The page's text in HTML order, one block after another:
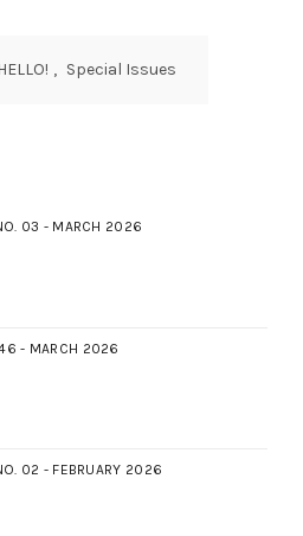
, Special Issues
03 - MARCH 2026
- MARCH 2026
02 - FEBRUARY 2026